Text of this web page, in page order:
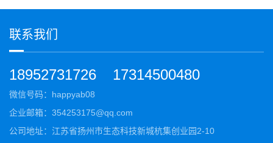
联系我们
18952731726 17314500480
微信号码：happyab08
企业邮箱：354253175@qq.com
公司地址：江苏省扬州市生态科技新城杭集创业园2-10